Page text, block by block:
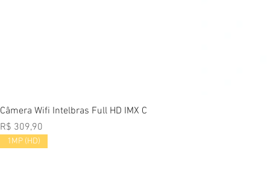
Câmera Wifi Intelbras Full HD IMX C
Preço
R$ 309,90
1MP (HD)